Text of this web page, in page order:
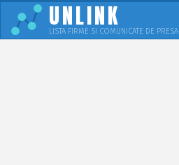
UNLINK
LISTA FIRME SI COMUNICATE DE PRESA